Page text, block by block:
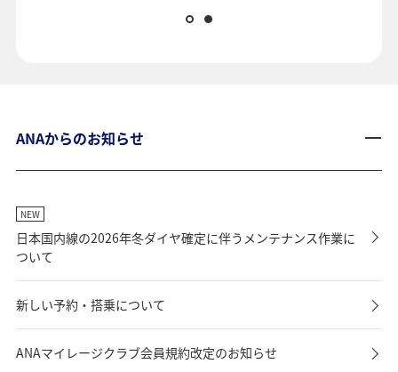
ANAからのお知らせ
NEW
日本国内線の2026年冬ダイヤ確定に伴うメンテナンス作業に
ついて
新しい予約・搭乗について
ANAマイレージクラブ会員規約改定のお知らせ